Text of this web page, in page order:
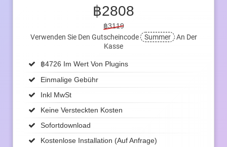
฿2808
฿3119
Verwenden Sie Den Gutscheincode
Summer An Der
Kasse
฿4726 Im Wert Von Plugins
Einmalige Gebühr
Inkl MwSt
Keine Versteckten Kosten
Sofortdownload
Kostenlose Installation (auf Anfrage)